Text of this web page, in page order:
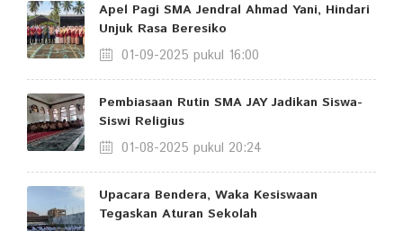
Apel Pagi SMA Jendral Ahmad Yani, Hindari
Unjuk Rasa Beresiko
01-09-2025 pukul 16:00
Pembiasaan Rutin SMA JAY Jadikan Siswa-
Siswi Religius
01-08-2025 pukul 20:24
Upacara Bendera, Waka Kesiswaan
Tegaskan Aturan Sekolah